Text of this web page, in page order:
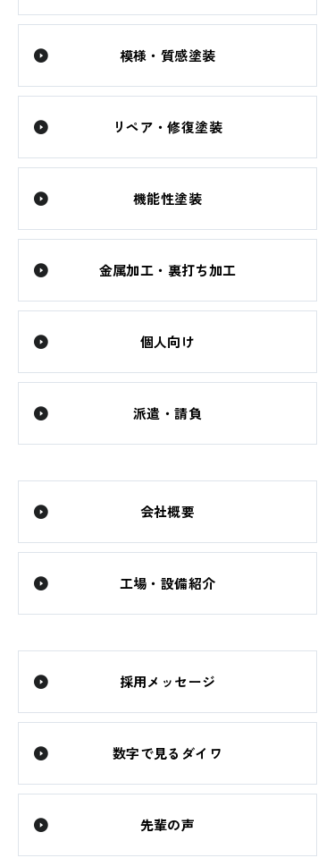
模様・質感塗装
リペア・修復塗装
機能性塗装
金属加工・裏打ち加工
個人向け
派遣・請負
会社概要
工場・設備紹介
採用メッセージ
数字で見るダイワ
先輩の声